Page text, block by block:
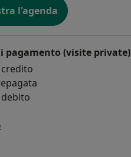
l'agenda
pagamento (visite private)